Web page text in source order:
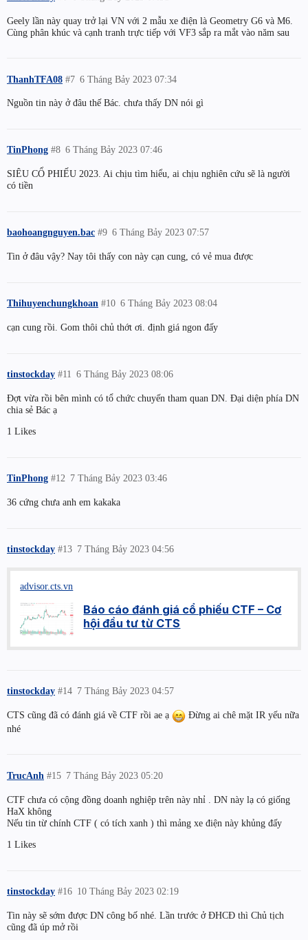
Geely lần này quay trở lại VN với 2 mẫu xe điện là Geometry G6 và M6.
Cùng phân khúc và cạnh tranh trực tiếp với VF3 sắp ra mắt vào năm sau
ThanhTFA08 6 Tháng Bảy 2023 07:34
#7
Nguồn tin này ở đâu thế Bác. chưa thấy DN nói gì
TinPhong 6 Tháng Bảy 2023 07:46
#8
SIÊU CỔ PHIẾU 2023. Ai chịu tìm hiểu, ai chịu nghiên cứu sẽ là người
có tiền
baohoangnguyen.bac 6 Tháng Bảy 2023 07:57
#9
Tin ở đâu vậy? Nay tôi thấy con này cạn cung, có vẻ mua được
Thihuyenchungkhoan 6 Tháng Bảy 2023 08:04
#10
cạn cung rồi. Gom thôi chủ thớt ơi. định giá ngon đấy
tinstockday 6 Tháng Bảy 2023 08:06
#11
Đợt vừa rồi bên mình có tổ chức chuyến tham quan DN. Đại diện phía DN
chia sẻ Bác ạ
1 Likes
TinPhong 7 Tháng Bảy 2023 03:46
#12
36 cứng chưa anh em kakaka
tinstockday 7 Tháng Bảy 2023 04:56
#13
advisor.cts.vn
Báo cáo đánh giá cổ phiếu CTF – Cơ
hội đầu tư từ CTS
tinstockday 7 Tháng Bảy 2023 04:57
#14
CTS cũng đã có đánh giá về CTF rồi ae ạ
Đừng ai chê mặt IR yếu nữa
nhé
TrucAnh 7 Tháng Bảy 2023 05:20
#15
CTF chưa có cộng đồng doanh nghiệp trên này nhỉ . DN này lạ có giống
HaX không
Nếu tin từ chính CTF ( có tích xanh ) thì mảng xe điện này khủng đấy
1 Likes
tinstockday 10 Tháng Bảy 2023 02:19
#16
Tin này sẽ sớm được DN công bố nhé. Lần trước ở ĐHCĐ thì Chủ tịch
cũng đã úp mở rồi